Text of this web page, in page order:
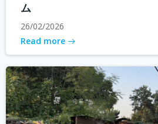
ム
26/02/2026
Read more